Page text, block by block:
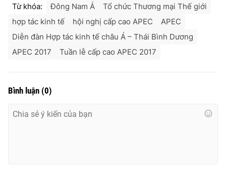
Từ khóa: Đông Nam Á
Tổ chức Thương mại Thế giới
hợp tác kinh tế
hội nghị cấp cao APEC
APEC
Diễn đàn Hợp tác kinh tế châu Á – Thái Bình Dương
APEC 2017
Tuần lễ cấp cao APEC 2017
Bình luận (0)